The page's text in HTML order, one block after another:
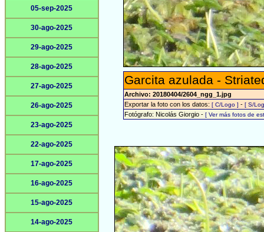
05-sep-2025
30-ago-2025
29-ago-2025
28-ago-2025
27-ago-2025
26-ago-2025
23-ago-2025
22-ago-2025
17-ago-2025
16-ago-2025
15-ago-2025
14-ago-2025
Garcita azulada -
Archivo: 20180404/2604_ngg_1.jpg
Exportar la foto con los datos:[ C/Logo ] -[ S/
Fotógrafo: Nicolás Giorgio -[ Ver más fotos de